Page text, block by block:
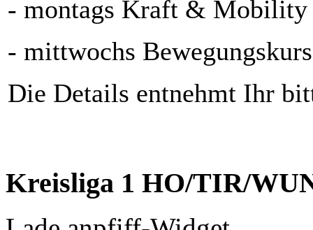
- montags Kraft & Mobility
- mittwochs
Die Details entnehmt Ihr
Kreisliga 1 HO/TIR/